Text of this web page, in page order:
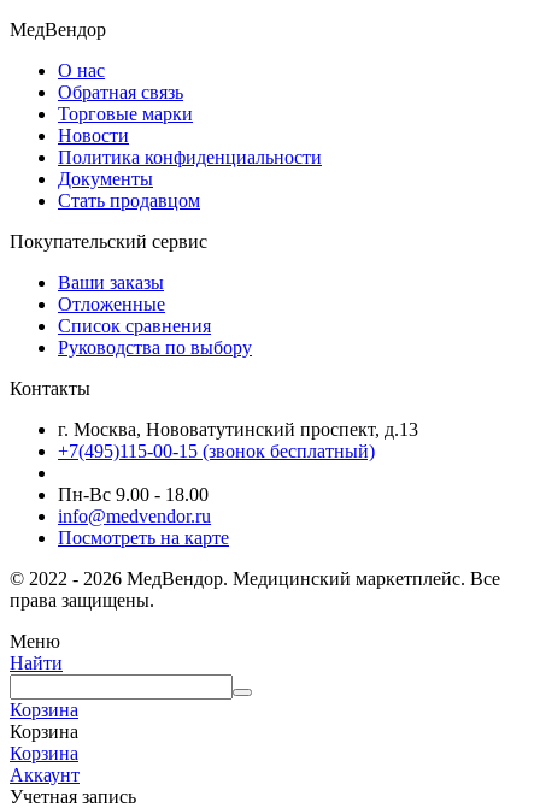
МедВендор
О нас
Обратная связь
Торговые марки
Новости
Политика конфиденциальности
Документы
Стать продавцом
Покупательский сервис
Ваши заказы
Отложенные
Список сравнения
Руководства по выбору
Контакты
г. Москва, Нововатутинский проспект, д.13
+7(495)115-00-15 (звонок бесплатный)
Пн-Вс 9.00 - 18.00
info@medvendor.ru
Посмотреть на карте
© 2022 - 2026 МедВендор. Медицинский маркетплейс. Все
права защищены.
Меню
Найти
Корзина
Корзина
Корзина
Аккаунт
Учетная запись